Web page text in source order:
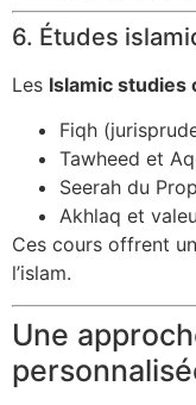
6. Études
Les Islamic studies
Fiqh
Tawheed et
Akhlaq et
Ces cours offrent
l’islam.
Une